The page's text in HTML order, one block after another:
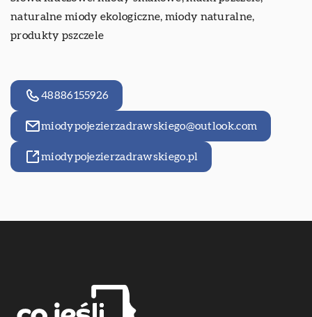
naturalne miody ekologiczne, miody naturalne,
produkty pszczele
48886155926
miodypojezierzadrawskiego@outlook.com
miodypojezierzadrawskiego.pl